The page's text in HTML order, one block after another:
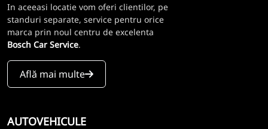
In aceeasi locatie vom oferi clientilor, pe
standuri separate, service pentru orice
marca prin noul centru de excelenta
Bosch Car Service.
Află mai multe
AUTOVEHICULE